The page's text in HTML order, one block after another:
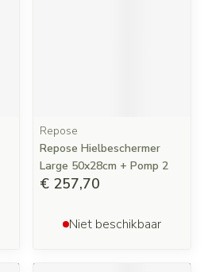
Repose
Repose Hielbeschermer
Large 50x28cm + Pomp 2
€ 257,70
Niet beschikbaar